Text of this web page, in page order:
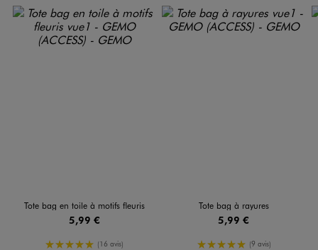
Tote bag en toile à motifs fleuris
5,99 €
5/5 de moyenne
(16 avis)
Tote bag à rayures
5,99 €
5/5 de moyenne
(9 avis)